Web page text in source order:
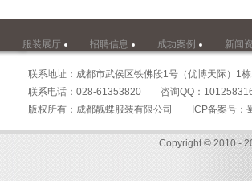
服装展厅 招聘信息 成功案例 新闻
联系地址：成都市武侯区铁佛段1号（优博天际
联系电话：028-61353820 咨询QQ：
版权所有： 成都靓蝶服装有限公司 ICP备案号：
Copyright © 2010 -